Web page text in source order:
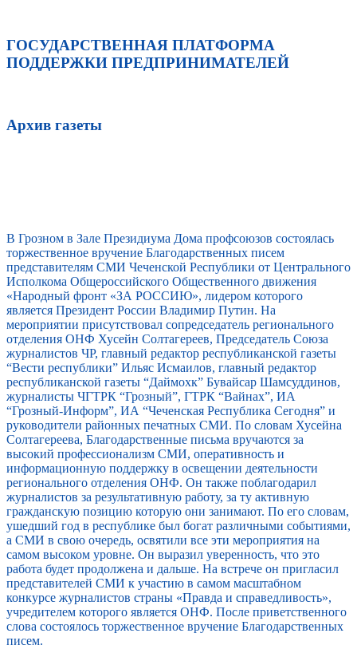
ГОСУДАРСТВЕННАЯ ПЛАТФОРМА
ПОДДЕРЖКИ ПРЕДПРИНИМАТЕЛЕЙ
Архив газеты
В Грозном в Зале Президиума Дома профсоюзов состоялась
торжественное вручение Благодарственных писем
представителям СМИ Чеченской Республики от Центрального
Исполкома Общероссийского Общественного движения
«Народный фронт «ЗА РОССИЮ», лидером которого
является Президент России Владимир Путин. На
мероприятии присутствовал сопредседатель регионального
отделения ОНФ Хусейн Солтагереев, Председатель Союза
журналистов ЧР, главный редактор республиканской газеты
“Вести республики” Ильяс Исмаилов, главный редактор
республиканской газеты “Даймохк” Бувайсар Шамсуддинов,
журналисты ЧГТРК “Грозный”, ГТРК “Вайнах”, ИА
“Грозный-Информ”, ИА “Чеченская Республика Сегодня” и
руководители районных печатных СМИ. По словам Хусейна
Солтагереева, Благодарственные письма вручаются за
высокий профессионализм СМИ, оперативность и
информационную поддержку в освещении деятельности
регионального отделения ОНФ. Он также поблагодарил
журналистов за результативную работу, за ту активную
гражданскую позицию которую они занимают. По его словам,
ушедший год в республике был богат различными событиями,
а СМИ в свою очередь, освятили все эти мероприятия на
самом высоком уровне. Он выразил уверенность, что это
работа будет продолжена и дальше. На встрече он пригласил
представителей СМИ к участию в самом масштабном
конкурсе журналистов страны «Правда и справедливость»,
учредителем которого является ОНФ. После приветственного
слова состоялось торжественное вручение Благодарственных
писем.